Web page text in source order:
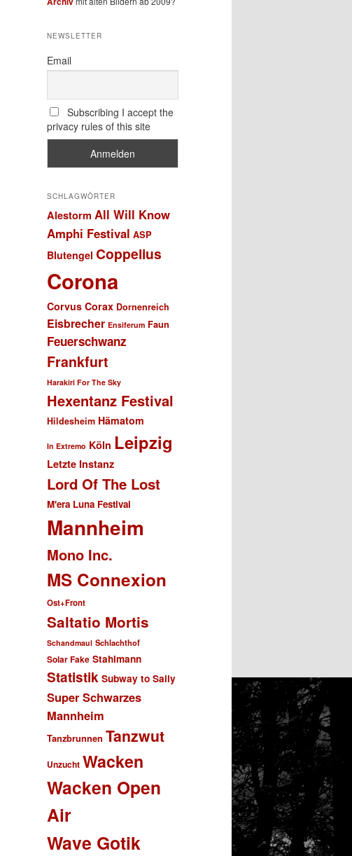
NEWSLETTER
Email
Subscribing I accept the
privacy rules of this site
SCHLAGWÖRTER
Alestorm All Will Know
Amphi Festival ASP
Blutengel Coppelius
Corona
Corvus Corax Dornenreich
Eisbrecher Ensiferum Faun
Feuerschwanz
Frankfurt
Harakiri For The Sky
Hexentanz Festival
Hildesheim Hämatom
In Extremo Köln Leipzig
Letzte Instanz
Lord Of The Lost
M'era Luna Festival
Mannheim
Mono Inc.
MS Connexion
Ost+Front
Saltatio Mortis
Schandmaul Schlachthof
Solar Fake Stahlmann
Statistik Subway to Sally
Super Schwarzes
Mannheim
Tanzbrunnen Tanzwut
Unzucht Wacken
Wacken Open
Air
Wave Gotik